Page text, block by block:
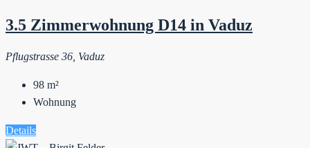
3.5 Zimmerwohnung D14 in Vaduz
Pflugstrasse 36, Vaduz
98 m²
Wohnung
Details